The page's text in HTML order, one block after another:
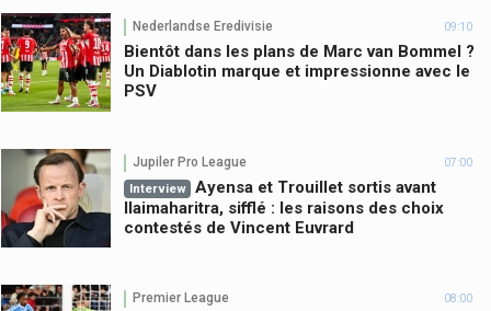
Nederlandse Eredivisie 09:10
Bientôt dans les plans de Marc van Bommel ?
Un Diablotin marque et impressionne avec le
PSV
Jupiler Pro League 07:00
Interview
Ayensa et Trouillet sortis avant
Ilaimaharitra, sifflé : les raisons des choix
contestés de Vincent Euvrard
Premier League 08:00